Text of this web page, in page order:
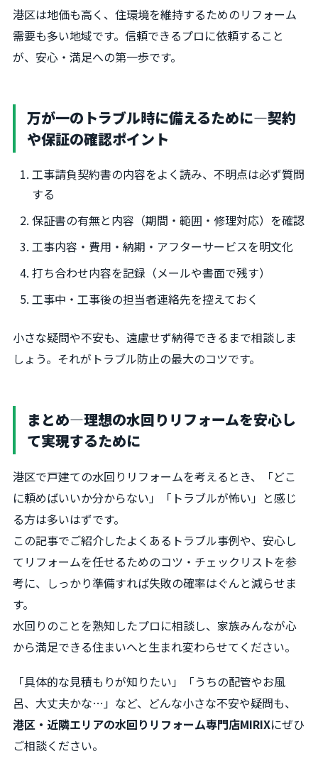
港区は地価も高く、住環境を維持するためのリフォーム
需要も多い地域です。信頼できるプロに依頼すること
が、安心・満足への第一歩です。
万が一のトラブル時に備えるために―契約
や保証の確認ポイント
工事請負契約書の内容をよく読み、不明点は必ず質問
する
保証書の有無と内容（期間・範囲・修理対応）を確認
工事内容・費用・納期・アフターサービスを明文化
打ち合わせ内容を記録（メールや書面で残す）
工事中・工事後の担当者連絡先を控えておく
小さな疑問や不安も、遠慮せず納得できるまで相談しま
しょう。それがトラブル防止の最大のコツです。
まとめ―理想の水回りリフォームを安心し
て実現するために
港区で戸建ての水回りリフォームを考えるとき、「どこ
に頼めばいいか分からない」「トラブルが怖い」と感じ
る方は多いはずです。
この記事でご紹介したよくあるトラブル事例や、安心し
てリフォームを任せるためのコツ・チェックリストを参
考に、しっかり準備すれば失敗の確率はぐんと減らせま
す。
水回りのことを熟知したプロに相談し、家族みんなが心
から満足できる住まいへと生まれ変わらせてください。
「具体的な見積もりが知りたい」「うちの配管やお風
呂、大丈夫かな…」など、どんな小さな不安や疑問も、
港区・近隣エリアの水回りリフォーム専門店MIRIXにぜひ
ご相談ください。